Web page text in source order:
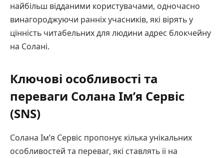
найбільш відданими користувачами, одночасно
винагороджуючи ранніх учасників, які вірять у
цінність читабельних для людини адрес блокчейну
на Солані.
Ключові особливості та
переваги Солана Ім’я Сервіс
(SNS)
Солана Ім’я Сервіс пропонує кілька унікальних
особливостей та переваг, які ставлять її на